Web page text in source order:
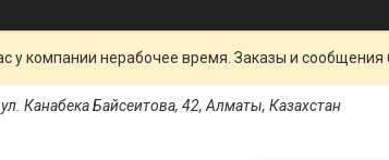
у компании нерабочее время. Заказы и
Канабека Байсеитова, 42, Алматы, Казахстан